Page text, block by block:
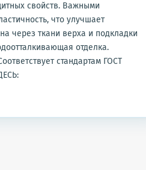
свойств. Важными
что улучшает
через ткани верха и подкладки
отделка.
стандартам ГОСТ